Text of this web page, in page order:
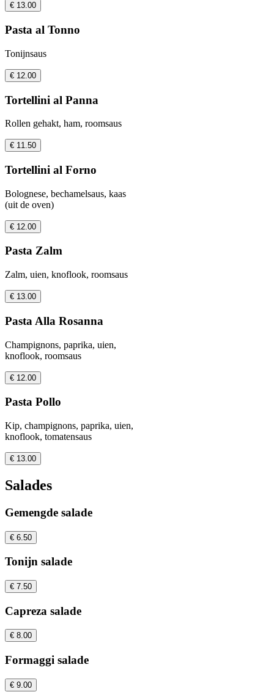
€ 13.00
Pasta al Tonno
Tonijnsaus
€ 12.00
Tortellini al Panna
Rollen gehakt, ham, roomsaus
€ 11.50
Tortellini al Forno
Bolognese, bechamelsaus, kaas
(uit de oven)
€ 12.00
Pasta Zalm
Zalm, uien, knoflook, roomsaus
€ 13.00
Pasta Alla Rosanna
Champignons, paprika, uien,
knoflook, roomsaus
€ 12.00
Pasta Pollo
Kip, champignons, paprika, uien,
knoflook, tomatensaus
€ 13.00
Salades
Gemengde salade
€ 6.50
Tonijn salade
€ 7.50
Capreza salade
€ 8.00
Formaggi salade
€ 9.00